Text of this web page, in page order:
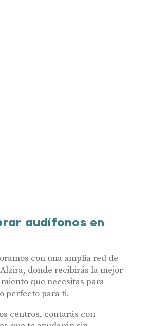
audífonos en
con una amplia red de
donde recibirás la mejor
que necesitas para
perfecto para ti.
centros, contarás con